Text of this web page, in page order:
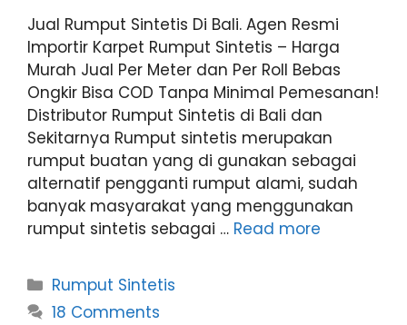
Jual Rumput Sintetis Di Bali. Agen Resmi
Importir Karpet Rumput Sintetis – Harga
Murah Jual Per Meter dan Per Roll Bebas
Ongkir Bisa COD Tanpa Minimal Pemesanan!
Distributor Rumput Sintetis di Bali dan
Sekitarnya Rumput sintetis merupakan
rumput buatan yang di gunakan sebagai
alternatif pengganti rumput alami, sudah
banyak masyarakat yang menggunakan
rumput sintetis sebagai … Read more
Categories
Rumput Sintetis
18 Comments